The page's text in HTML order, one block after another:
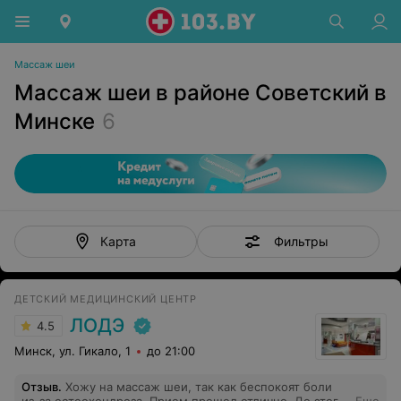
Массаж шеи
Массаж шеи в районе Советский в
Минске 6
Карта Фильтры
ДЕТСКИЙ МЕДИЦИНСКИЙ ЦЕНТР
4.5 ЛОДЭ
Минск, ул. Гикало, 1 до 21:00
Отзыв. Хожу на массаж шеи, так как беспокоят боли